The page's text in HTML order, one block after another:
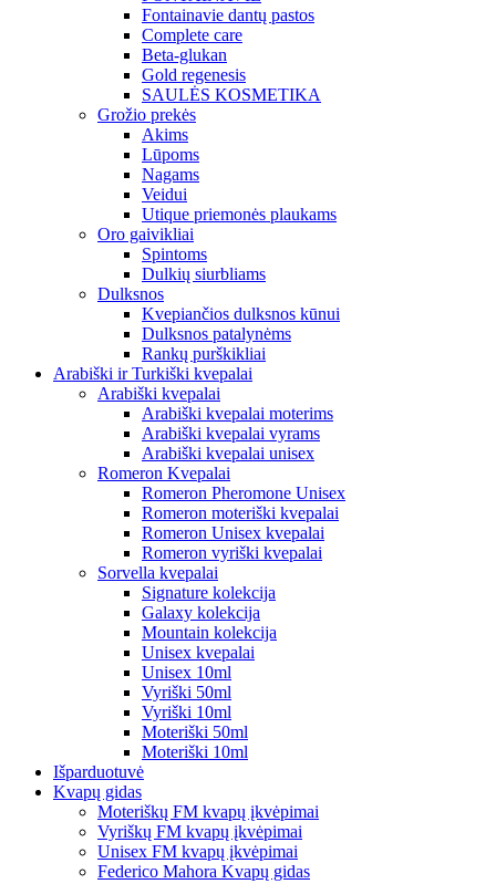
Fontainavie dantų pastos
Complete care
Beta-glukan
Gold regenesis
SAULĖS KOSMETIKA
Grožio prekės
Akims
Lūpoms
Nagams
Veidui
Utique priemonės plaukams
Oro gaivikliai
Spintoms
Dulkių siurbliams
Dulksnos
Kvepiančios dulksnos kūnui
Dulksnos patalynėms
Rankų purškikliai
Arabiški ir Turkiški kvepalai
Arabiški kvepalai
Arabiški kvepalai moterims
Arabiški kvepalai vyrams
Arabiški kvepalai unisex
Romeron Kvepalai
Romeron Pheromone Unisex
Romeron moteriški kvepalai
Romeron Unisex kvepalai
Romeron vyriški kvepalai
Sorvella kvepalai
Signature kolekcija
Galaxy kolekcija
Mountain kolekcija
Unisex kvepalai
Unisex 10ml
Vyriški 50ml
Vyriški 10ml
Moteriški 50ml
Moteriški 10ml
Išparduotuvė
Kvapų gidas
Moteriškų FM kvapų įkvėpimai
Vyriškų FM kvapų įkvėpimai
Unisex FM kvapų įkvėpimai
Federico Mahora Kvapų gidas